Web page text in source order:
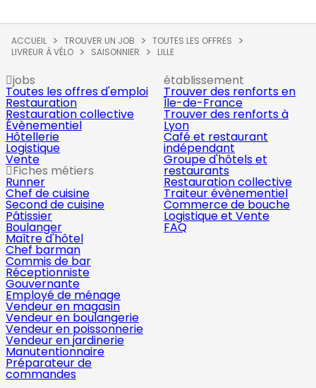
ACCUEIL TROUVER UN JOB
TOUTES LES OFFRES
LIVREUR À VÉLO
SAISONNIER LILLE
jobs
Toutes les offres d'emploi
Restauration
Restauration collective
Évènementiel
Hôtellerie
Logistique
Vente
Fiches métiers
Runner
Chef de cuisine
Second de cuisine
Pâtissier
Boulanger
Maître d'hôtel
Chef barman
Commis de bar
Réceptionniste
Gouvernante
Employé de ménage
Vendeur en magasin
Vendeur en boulangerie
Vendeur en poissonnerie
Vendeur en jardinerie
Manutentionnaire
Préparateur de
commandes
établissement
Trouver des renforts en
Île-de-France
Trouver des renforts à
Lyon
Café et restaurant
indépendant
Groupe d'hôtels et
restaurants
Restauration collective
Traiteur évènementiel
Commerce de bouche
Logistique et Vente
FAQ